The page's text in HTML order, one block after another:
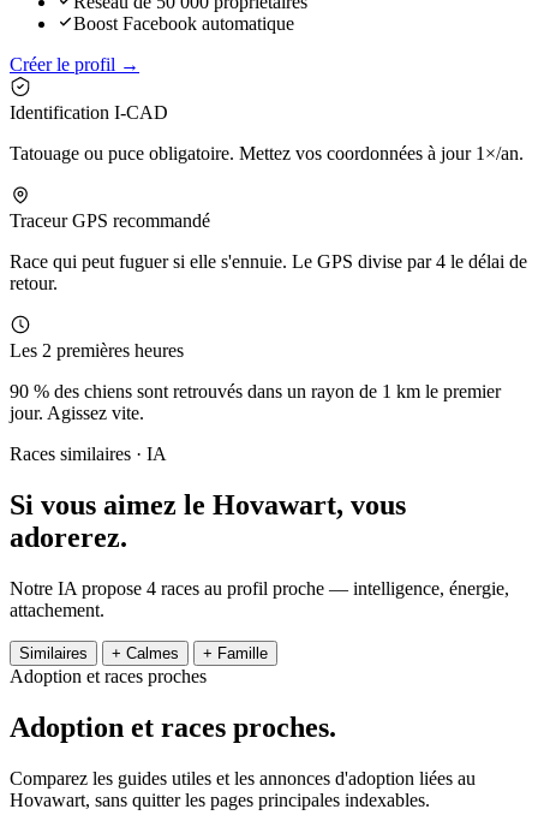
Boost Facebook automatique
Créer le profil →
Identification I-CAD
Tatouage ou puce obligatoire. Mettez vos coordonnées à jour 1×/an.
Traceur GPS recommandé
Race qui peut fuguer si elle s'ennuie. Le GPS divise par 4 le délai de
retour.
Les 2 premières heures
90 % des chiens sont retrouvés dans un rayon de 1 km le premier
jour. Agissez vite.
Races similaires · IA
Si vous aimez le Hovawart, vous
adorerez.
Notre IA propose 4 races au profil proche — intelligence, énergie,
attachement.
Similaires + Calmes + Famille
Adoption et races proches
Adoption et races proches.
Comparez les guides utiles et les annonces d'adoption liées au
Hovawart, sans quitter les pages principales indexables.